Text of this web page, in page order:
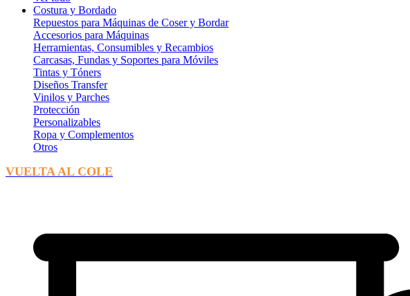
Costura y Bordado
Repuestos para Máquinas de Coser y Bordar
Accesorios para Máquinas
Herramientas, Consumibles y Recambios
Carcasas, Fundas y Soportes para Móviles
Tintas y Tóners
Diseños Transfer
Vinilos y Parches
Protección
Personalizables
Ropa y Complementos
Otros
VUELTA AL COLE